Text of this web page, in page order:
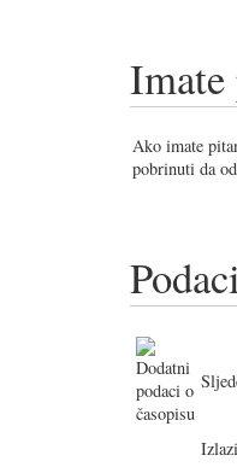
Imate
Ako imate
pobrinuti da